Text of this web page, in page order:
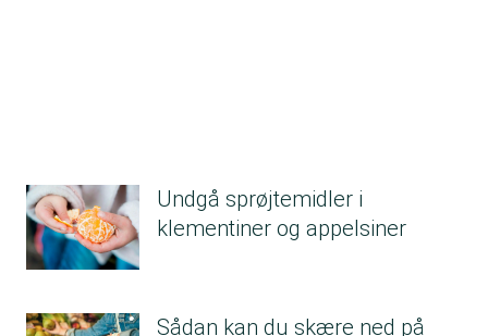
Undgå sprøjtemidler i
klementiner og appelsiner
Sådan kan du skære ned på